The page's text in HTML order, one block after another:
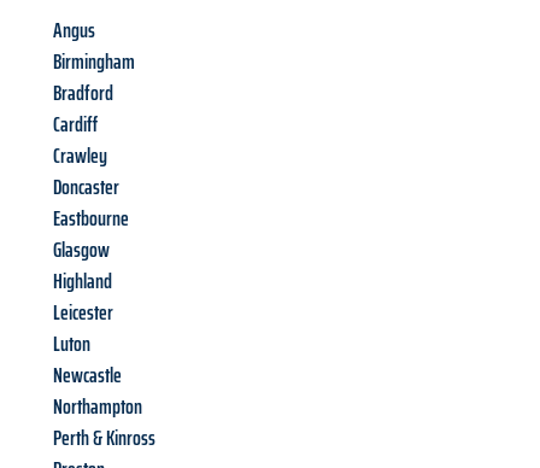
Angus
Birmingham
Bradford
Cardiff
Crawley
Doncaster
Eastbourne
Glasgow
Highland
Leicester
Luton
Newcastle
Northampton
Perth & Kinross